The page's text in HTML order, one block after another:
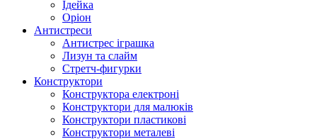
Ідейка
Оріон
Антистреси
Антистрес іграшка
Лизун та слайм
Стретч-фигурки
Конструктори
Конструктора електроні
Конструктори для малюків
Конструктори пластикові
Конструктори металеві